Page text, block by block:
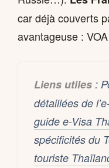
car déjà couverts
avantageuse :
Liens utiles :
détaillées de
guide e-Visa
spécificités du
touriste